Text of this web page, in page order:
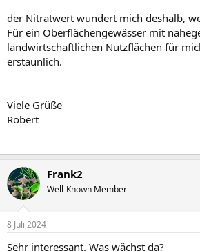
der Nitratwert wundert mich deshalb,
Für ein Oberflächengewässer mit
landwirtschaftlichen Nutzflächen für
erstaunlich.
Viele Grüße
Robert
Frank2
Well-Known Member
8 Juli 2024
Sehr interessant. Was wächst da?